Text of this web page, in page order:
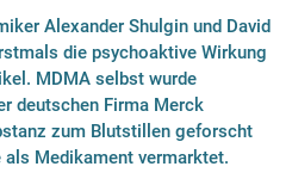
Alexander Shulgin und David
die psychoaktive Wirkung
MDMA selbst wurde
deutschen Firma Merck
zum Blutstillen geforscht
als Medikament vermarktet.